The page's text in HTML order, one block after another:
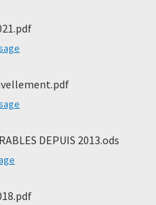
DEPUIS 2013.ods